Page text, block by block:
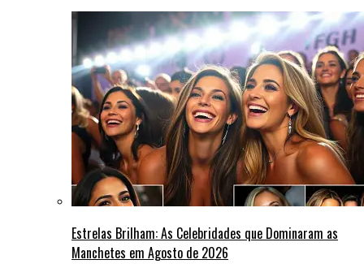
Estrelas Brilham: As Celebridades que Dominaram as
Manchetes em Agosto de 2026